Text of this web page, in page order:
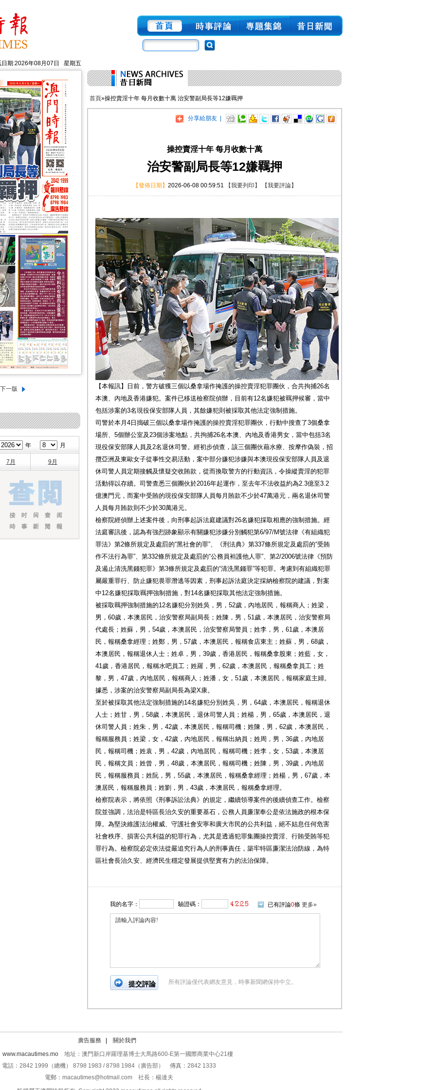
日期:2026年08月07日 星期五
年 月
7月 9月
首頁»操控賣淫十年 每月收數十萬 治安警副局長等12嫌羈押
分享給朋友 |
操控賣淫十年 每月收數十萬
治安警副局長等12嫌羈押
【發佈日期】 2026-06-08 00:59:51 【我要列印】 【我要評論】
【本報訊】日前，警方破獲三個以桑拿場作掩護的操控賣淫犯罪團伙，合共拘捕26名
本澳、內地及香港嫌犯。案件已移送檢察院偵辦，目前有12名嫌犯被羈押候審，當中
包括涉案的3名現役保安部隊人員，其餘嫌犯則被採取其他法定強制措施。
司警於本月4日搗破三個以桑拿場作掩護的操控賣淫犯罪團伙，行動中搜查了3個桑拿
場所、5個辦公室及23個涉案地點，共拘捕26名本澳、內地及香港男女，當中包括3名
現役保安部隊人員及2名退休司警。經初步偵查，該三個團伙藉水療、按摩作偽裝，招
攬亞洲及東歐女子從事性交易活動，案中部分嫌犯涉嫌與本澳現役保安部隊人員及退
休司警人員定期接觸及懷疑交收賄款，從而換取警方的行動資訊，令操縱賣淫的犯罪
活動得以存續。司警查悉三個團伙於2016年起運作，至去年不法收益約為2.3億至3.2
億澳門元，而案中受賄的現役保安部隊人員每月賄款不少於47萬港元，兩名退休司警
人員每月賄款則不少於30萬港元。
檢察院經偵辦上述案件後，向刑事起訴法庭建議對26名嫌犯採取相應的強制措施。經
法庭審訊後，認為有強烈跡象顯示有關嫌犯涉嫌分別觸犯第6/97/M號法律《有組織犯
罪法》第2條所規定及處罰的“黑社會的罪”、《刑法典》第337條所規定及處罰的“受賄
作不法行為罪”、第332條所規定及處罰的“公務員袒護他人罪”、第2/2006號法律《預防
及遏止清洗黑錢犯罪》第3條所規定及處罰的“清洗黑錢罪”等犯罪。考慮到有組織犯罪
屬嚴重罪行、防止嫌犯畏罪潛逃等因素，刑事起訴法庭決定採納檢察院的建議，對案
中12名嫌犯採取羈押強制措施，對14名嫌犯採取其他法定強制措施。
被採取羈押強制措施的12名嫌犯分別姓吳，男，52歲，內地居民，報稱商人；姓梁，
男，60歲，本澳居民，治安警察局副局長；姓陳，男，51歲，本澳居民，治安警察局
代處長；姓蘇，男，54歲，本澳居民，治安警察局警員；姓李，男，61歲，本澳居
民，報稱桑拿經理；姓鄭，男，57歲，本澳居民，報稱食店東主；姓蘇，男，68歲，
本澳居民，報稱退休人士；姓卓，男，39歲，香港居民，報稱桑拿股東；姓藍，女，
41歲，香港居民，報稱水吧員工；姓羅，男，62歲，本澳居民，報稱桑拿員工；姓
黎，男，47歲，內地居民，報稱商人；姓潘，女，51歲，本澳居民，報稱家庭主婦。
據悉，涉案的治安警察局副局長為梁X康。
至於被採取其他法定強制措施的14名嫌犯分別姓吳，男，64歲，本澳居民，報稱退休
人士；姓甘，男，58歲，本澳居民，退休司警人員；姓楊，男，65歲，本澳居民，退
休司警人員；姓朱，男，42歲，本澳居民，報稱司機；姓陳，男，62歲，本澳居民，
報稱服務員；姓梁，女，42歲，內地居民，報稱出納員；姓周，男，36歲，內地居
民，報稱司機；姓袁，男，42歲，內地居民，報稱司機；姓李，女，53歲，本澳居
民，報稱文員；姓曾，男，48歲，本澳居民，報稱司機；姓陳，男，39歲，內地居
民，報稱服務員；姓阮，男，55歲，本澳居民，報稱桑拿經理；姓楊，男，67歲，本
澳居民，報稱服務員；姓劉，男，43歲，本澳居民，報稱桑拿經理。
檢察院表示，將依照《刑事訴訟法典》的規定，繼續領導案件的後續偵查工作。檢察
院並強調，法治是特區長治久安的重要基石，公務人員廉潔奉公是依法施政的根本保
障。為堅決維護法治權威、守護社會安寧和廣大市民的公共利益，絕不姑息任何危害
社會秩序、損害公共利益的犯罪行為，尤其是透過犯罪集團操控賣淫、行賄受賄等犯
罪行為。檢察院必定依法從嚴追究行為人的刑事責任，築牢特區廉潔法治防線，為特
區社會長治久安、經濟民生穩定發展提供堅實有力的法治保障。
我的名字： 驗證碼： 已有評論0條 更多»
所有評論僅代表網友意見，時事新聞網保持中立。
廣告服務
關於我們
www.macautimes.mo 地址：澳門新口岸羅理基博士大馬路600-E第一國際商業中心21樓
電話：2842 1999（總機） 8798 1983 / 8798 1984（廣告部） 傳真：2842 1333
電郵：macautimes@hotmail.com 社長：楊達夫